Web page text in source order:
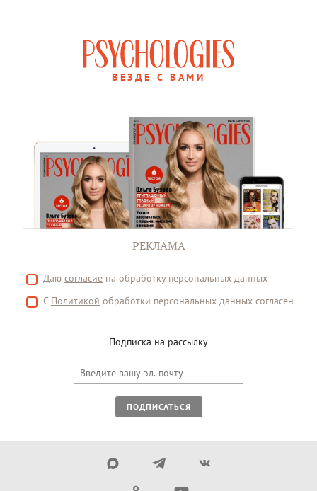
ВЕЗДЕ С ВАМИ
РЕКЛАМА
Даю согласие на обработку персональных данных
С Политикой обработки персональных данных согласен
Подписка на рассылку
ПОДПИСАТЬСЯ